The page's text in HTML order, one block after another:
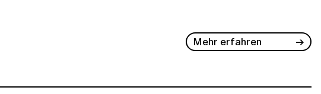
Mehr erfahren